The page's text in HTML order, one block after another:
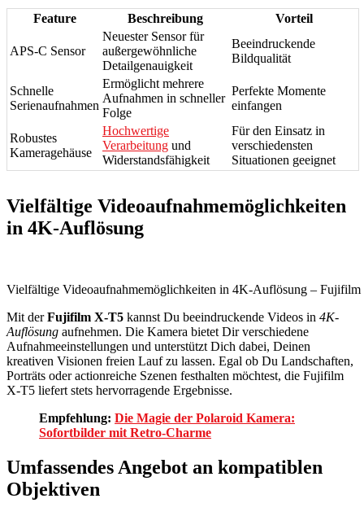
Feature Beschreibung Vorteil
APS-C Sensor
Neuester Sensor für
außergewöhnliche
Detailgenauigkeit
Beeindruckende
Bildqualität
Schnelle
Serienaufnahmen
Ermöglicht mehrere
Aufnahmen in schneller
Folge
Perfekte Momente
einfangen
Robustes
Kameragehäuse
Hochwertige
Verarbeitung und
Widerstandsfähigkeit
Für den Einsatz in
verschiedensten
Situationen geeignet
Vielfältige Videoaufnahmemöglichkeiten
in 4K-Auflösung
Vielfältige Videoaufnahmemöglichkeiten in 4K-Auflösung –
Mit derFujifilm X-T5 kannst Du beeindruckende Videos in 4K-
Auflösung aufnehmen. Die Kamera bietet Dir verschiedene
Aufnahmeeinstellungen und unterstützt Dich dabei, Deinen
kreativen Visionen freien Lauf zu lassen. Egal ob Du Landschaften,
Porträts oder actionreiche Szenen festhalten möchtest, die Fujifilm
X-T5 liefert stets hervorragende Ergebnisse.
Empfehlung: Die Magie der Polaroid Kamera:
Sofortbilder mit Retro-Charme
Umfassendes Angebot an kompatiblen
Objektiven